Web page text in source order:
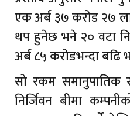
एक अर्ब ३७ करोड २७
थप हुनेछ भने २० वटा
अर्ब ८५ करोडभन्दा बढि
सो रकम समानुपातिक
निर्जिवन बीमा